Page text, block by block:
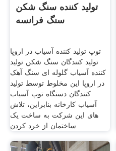
تولید کننده سنگ شکن
سنگ فرانسه
توپ تولید کننده آسیاب در اروپا
تولید کنندگان سنگ شکن تولید
کننده آسیاب گلوله ای سنگ آهک
در اروپا اين مخلوط توسط تولید
کنندگان دستگاه توپ آسیاب
آسیاب کارخانه بنابراین، تلاش
های این شرکت به ساخت یک
ساختمان از خرد کردن